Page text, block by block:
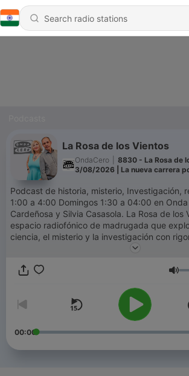
La Rosa de los Vientos
OndaCero
8830 - La Rosa de
3/08/2026 | La nueva carrera
Podcast de historia, misterio, Investigación,
1:00 a 4:00 Domingos 1:30 a 04:00 en
Cardeñosa y Silvia Casasola. La Rosa de los Vientos es un
espacio radiofónico de madrugada que
ciencia, el misterio y la investigación con
científicos, espionaje, medioambiente,
emisión abre una ruta distinta por los vientos
desconocido, lo fascinante… y lo real. En este podcast tendrás
el programa completo y muchos episodios
00:00